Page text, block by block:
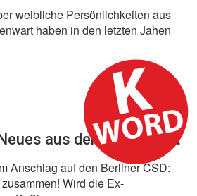
weibliche Persönlichkeiten aus
haben in den letzten Jahen
Instagram/lunnaamusic
aus der Lesbenwelt
Anschlag auf den Berliner CSD:
Wird die Ex-